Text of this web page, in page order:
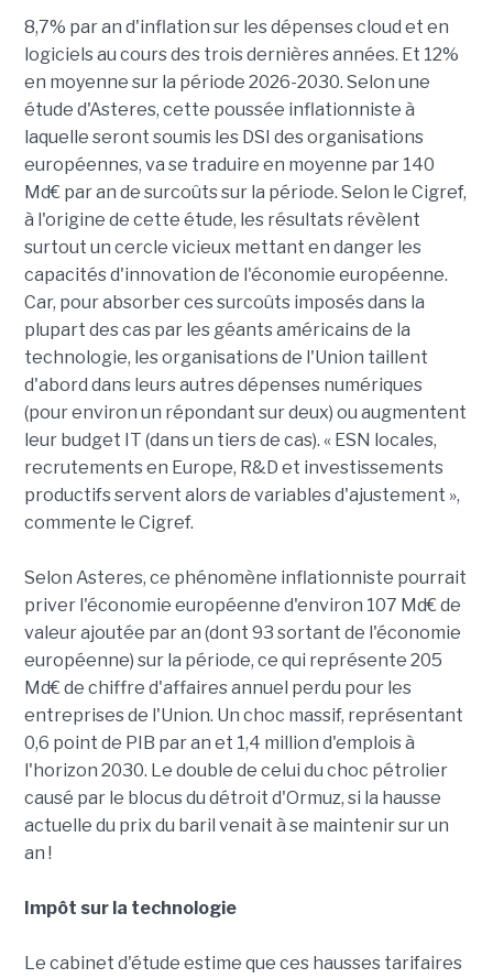
8,7% par an d'inflation sur les dépenses cloud et en
logiciels au cours des trois dernières années. Et 12%
en moyenne sur la période 2026-2030. Selon une
étude d'Asteres, cette poussée inflationniste à
laquelle seront soumis les DSI des organisations
européennes, va se traduire en moyenne par 140
Md€ par an de surcoûts sur la période. Selon le Cigref,
à l'origine de cette étude, les résultats révèlent
surtout un cercle vicieux mettant en danger les
capacités d'innovation de l'économie européenne.
Car, pour absorber ces surcoûts imposés dans la
plupart des cas par les géants américains de la
technologie, les organisations de l'Union taillent
d'abord dans leurs autres dépenses numériques
(pour environ un répondant sur deux) ou augmentent
leur budget IT (dans un tiers de cas). « ESN locales,
recrutements en Europe, R&D et investissements
productifs servent alors de variables d'ajustement »,
commente le Cigref.
Selon Asteres, ce phénomène inflationniste pourrait
priver l'économie européenne d'environ 107 Md€ de
valeur ajoutée par an (dont 93 sortant de l'économie
européenne) sur la période, ce qui représente 205
Md€ de chiffre d'affaires annuel perdu pour les
entreprises de l'Union. Un choc massif, représentant
0,6 point de PIB par an et 1,4 million d'emplois à
l'horizon 2030. Le double de celui du choc pétrolier
causé par le blocus du détroit d'Ormuz, si la hausse
actuelle du prix du baril venait à se maintenir sur un
an !
Impôt sur la technologie
Le cabinet d'étude estime que ces hausses tarifaires